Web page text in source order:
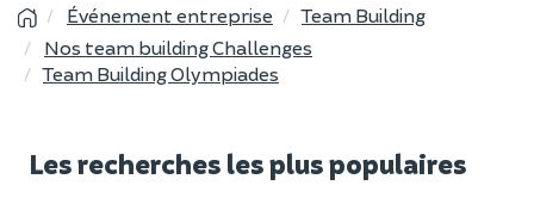
Événement entreprise
Team Building
Nos team building Challenges
Team Building Olympiades
Les recherches les plus populaires